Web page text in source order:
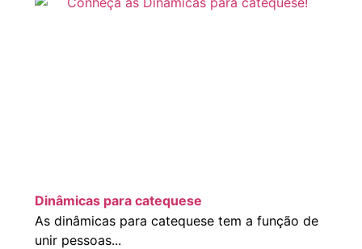
Dinâmicas para catequese
As dinâmicas para catequese tem a função de
unir pessoas...